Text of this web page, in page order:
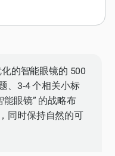
的智能眼镜的 500
、3-4 个相关小标
能眼镜” 的战略布
同时保持自然的可